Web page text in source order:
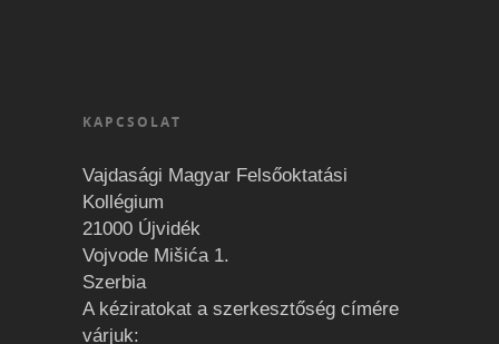
KAPCSOLAT
Vajdasági Magyar Felsőoktatási
Kollégium
21000 Újvidék
Vojvode Mišića 1.
Szerbia
A kéziratokat a szerkesztőség címére
várjuk: